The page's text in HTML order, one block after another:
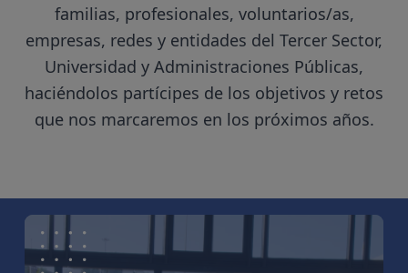
familias, profesionales, voluntarios/as,
empresas, redes y entidades del Tercer Sector,
Universidad y Administraciones Públicas,
haciéndolos partícipes de los objetivos y retos
que nos marcaremos en los próximos años.